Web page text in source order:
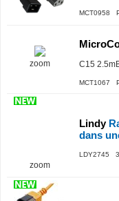
MCT0958
zoom C15
MCT1067
zoom
Lindy
dans
LDY2745